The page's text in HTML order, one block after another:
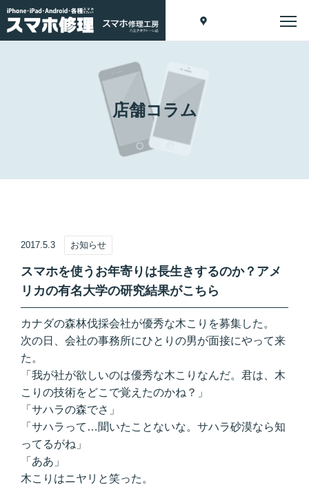
店舗コラム
2017.5.3 お知らせ
スマホを使うお年寄りは長生きするのか？アメ
リカの有名大学の研究結果がこちら
カナダの森林伐採会社が優秀な木こりを募集した。
次の日、会社の事務所にひとりの男が面接にやって来
た。
「我が社が欲しいのは優秀な木こりなんだ。君は、木
こりの技術をどこで覚えたのかね？」
「サハラの森でさ」
「サハラって…聞いたことないな。サハラ砂漠なら知
ってるがね」
「ああ」
木こりはニヤリと笑った。